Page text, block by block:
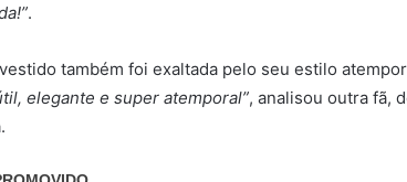
.
também foi exaltada pelo seu estilo
elegante e super atemporal”, analisou outra fã,